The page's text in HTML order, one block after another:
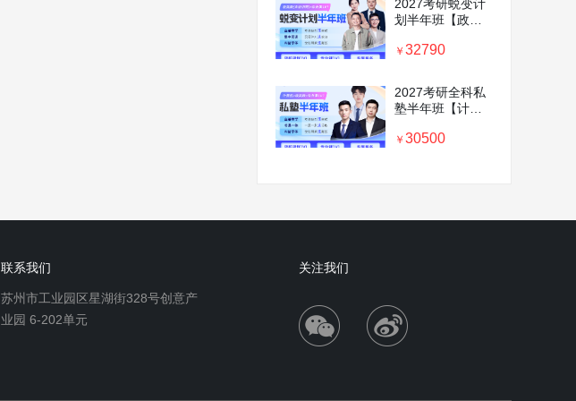
2027考研蜕变计
划半年班【政治
前密训营+专业课
￥ 32790
2027考研全科私
塾半年班【计算
业课1v1】
￥ 30500
联系我们
苏州市工业园区星湖街328号创意产
业园 6-202单元
关注我们